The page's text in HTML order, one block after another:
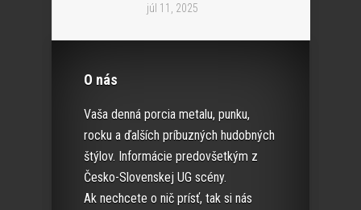
júl 11, 2025
O nás
Vaša denná porcia metalu, punku,
rocku a ďalších príbuzných hudobných
štýlov. Informácie predovšetkým z
Česko-Slovenskej UG scény.
Ak nechcete o nič prísť, tak si nás